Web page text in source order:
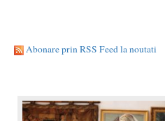
Abonare prin RSS Feed la noutati